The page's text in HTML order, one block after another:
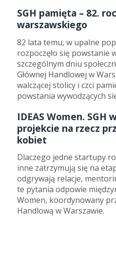
SGH pamięta – 82.
warszawskiego
82 lata temu, w upalne
rozpoczęło się powstanie
szczególnym dniu
Głównej Handlowej w
walczącej stolicy i czci
powstania wywodzących
IDEAS Women. SGH
projekcie na rzecz
kobiet
Dlaczego jedne startupy
inne zatrzymują się na
odgrywają relacje,
te pytania odpowie
Women, koordynowany
Handlową w Warszawie.